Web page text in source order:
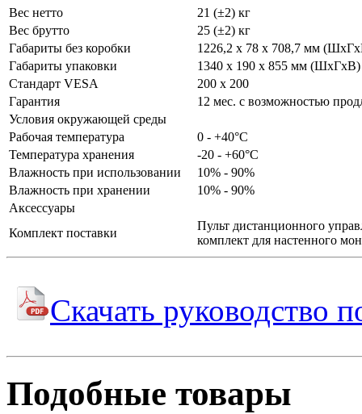
Вес нетто
21 (±2) кг
Вес брутто
25 (±2) кг
Габариты без коробки
1226,2 х 78 х 708,7 мм
Габариты упаковки
1340 х 190 х 855 мм (ШхГхВ)
Стандарт VESA
200 х 200
Гарантия
12 мес. с возможностью
Условия окружающей среды
Рабочая температура
0 - +40°C
Температура хранения
-20 - +60°C
Влажность при использовании
10% - 90%
Влажность при хранении
10% - 90%
Аксессуары
Комплект поставки
Пульт дистанционного
комплект для настенного
Скачать руководство
Подобные товары